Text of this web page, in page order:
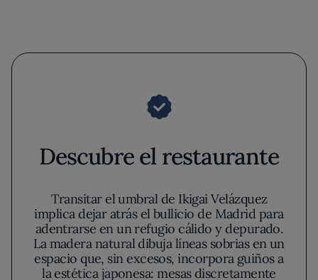
Descubre el restaurante
Transitar el umbral de Ikigai Velázquez
implica dejar atrás el bullicio de Madrid para
adentrarse en un refugio cálido y depurado.
La madera natural dibuja líneas sobrias en un
espacio que, sin excesos, incorpora guiños a
la estética japonesa: mesas discretamente